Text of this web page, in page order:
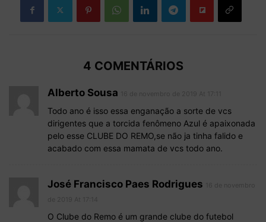
4 COMENTÁRIOS
Alberto Sousa
Todo ano é isso essa enganação a sorte de vcs
dirigentes que a torcida fenômeno Azul é apaixonada
pelo esse CLUBE DO REMO,se não ja tinha falido e
acabado com essa mamata de vcs todo ano.
José Francisco Paes Rodrigues
O Clube do Remo é um grande clube do futebol